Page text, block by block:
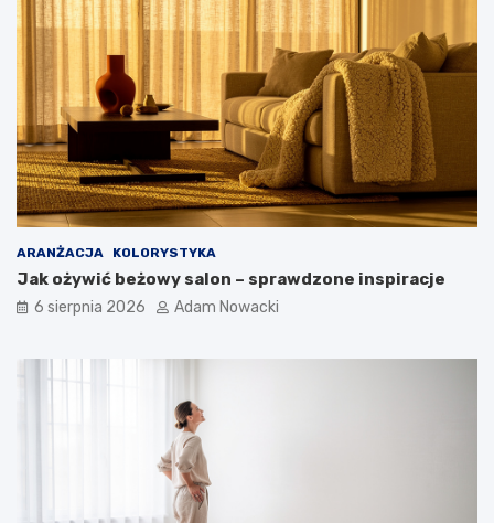
ARANŻACJA KOLORYSTYKA
Jak ożywić beżowy salon – sprawdzone inspiracje
6 sierpnia 2026 Adam Nowacki